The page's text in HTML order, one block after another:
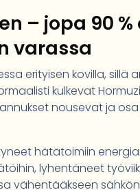
– jopa 90
varassa
erityisen kovilla, sillä
kulkevat
nousevat ja
hätätoimiin
lyhentäneet
vähentääkseen